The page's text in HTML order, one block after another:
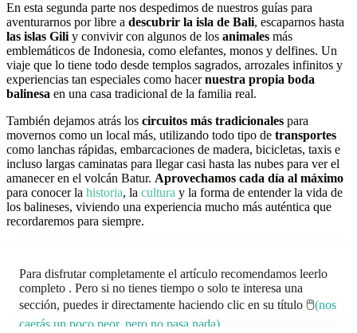
En esta segunda parte nos despedimos de nuestros guías para
aventurarnos por libre a descubrir la isla de Bali, escaparnos hasta
las islas Gili y convivir con algunos de los animales más
emblemáticos de Indonesia, como elefantes, monos y delfines. Un
viaje que lo tiene todo desde templos sagrados, arrozales infinitos y
experiencias tan especiales como hacernuestra propia boda
balinesa en una casa tradicional de la familia real.
También dejamos atrás los circuitos más tradicionales para
movernos como un local más, utilizando todo tipo de transportes
como lanchas rápidas, embarcaciones de madera, bicicletas, taxis e
incluso largas caminatas para llegar casi hasta las nubes para ver el
amanecer en el volcán Batur. Aprovechamos cada día al máximo
para conocer la historia, la cultura y la forma de entender la vida de
los balineses, viviendo una experiencia mucho más auténtica que
recordaremos para siempre.
Para disfrutar completamente el artículo recomendamos leerlo
completo . Pero si no tienes tiempo o solo te interesa una
sección, puedes ir directamente haciendo clic en su título 🖱️(nos
caerás un poco peor, pero no pasa nada)